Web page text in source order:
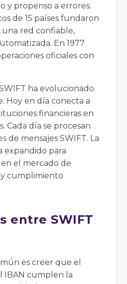
y propenso a errores.
de 15 países fundaron
una red confiable,
En 1977
oficiales con
ha evolucionado
Hoy en día conecta a
financieras en
Cada día se procesan
de mensajes SWIFT. La
expandido para
el mercado de
cumplimiento
entre SWIFT
es creer que el
IBAN cumplen la